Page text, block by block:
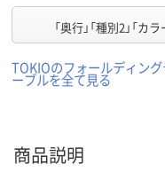
「奥行」「種別2」「カ
TOKIOのフォールディン
ーブルを全て見る
商品説明